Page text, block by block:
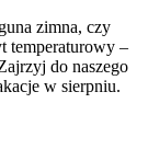
zimna, czy
temperaturowy –
do naszego
w sierpniu.